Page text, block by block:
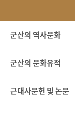
군산의 역사문화
군산의 문화유적
근대사문헌 및 논문